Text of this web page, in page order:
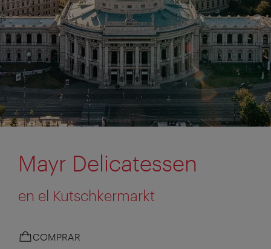
Mayr Delicatessen
en el Kutschkermarkt
COMPRAR